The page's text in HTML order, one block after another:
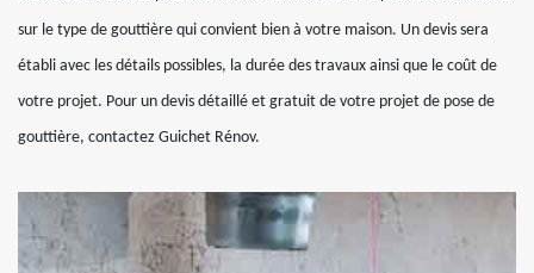
sur le type de gouttière qui convient bien à votre maison. Un devis sera
établi avec les détails possibles, la durée des travaux ainsi que le coût de
votre projet. Pour un devis détaillé et gratuit de votre projet de pose de
gouttière, contactez Guichet Rénov.